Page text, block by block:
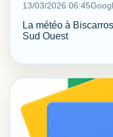
13/03/2026 06:45
La météo à
Sud Ouest